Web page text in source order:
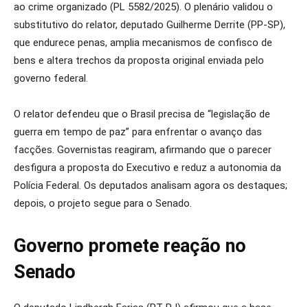
ao crime organizado (PL 5582/2025). O plenário validou o
substitutivo do relator, deputado Guilherme Derrite (PP-SP),
que endurece penas, amplia mecanismos de confisco de
bens e altera trechos da proposta original enviada pelo
governo federal.
O relator defendeu que o Brasil precisa de “legislação de
guerra em tempo de paz” para enfrentar o avanço das
facções. Governistas reagiram, afirmando que o parecer
desfigura a proposta do Executivo e reduz a autonomia da
Polícia Federal. Os deputados analisam agora os destaques;
depois, o projeto segue para o Senado.
Governo promete reação no
Senado